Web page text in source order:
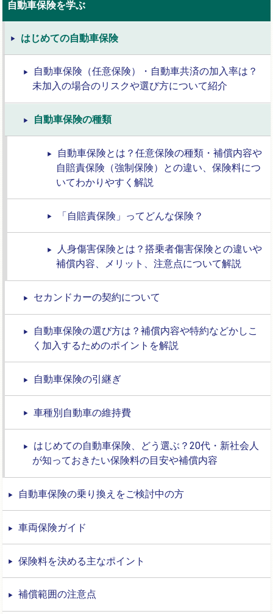
自動車保険を学ぶ
はじめての自動車保険
自動車保険（任意保険）・自動車共済の加入率は？
未加入の場合のリスクや選び方について紹介
自動車保険の種類
自動車保険とは？任意保険の種類・補償内容や
自賠責保険（強制保険）との違い、保険料につ
いてわかりやすく解説
「自賠責保険」ってどんな保険？
人身傷害保険とは？搭乗者傷害保険との違いや
補償内容、メリット、注意点について解説
セカンドカーの契約について
自動車保険の選び方は？補償内容や特約などかしこ
く加入するためのポイントを解説
自動車保険の引継ぎ
車種別自動車の維持費
はじめての自動車保険、どう選ぶ？20代・新社会人
が知っておきたい保険料の目安や補償内容
自動車保険の乗り換えをご検討中の方
車両保険ガイド
保険料を決める主なポイント
補償範囲の注意点